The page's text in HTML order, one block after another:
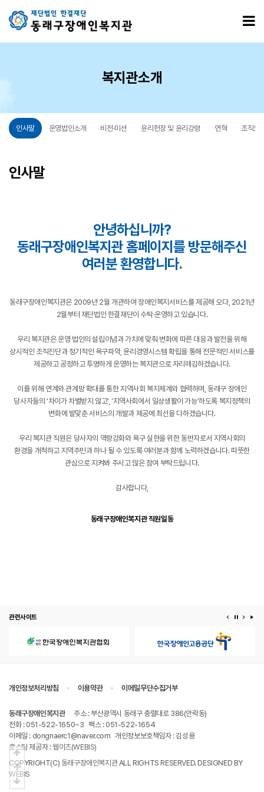
복지관소개
인사말 운영법인소개 비전·미션 윤리헌장 및 윤리강령 연혁 조직도
인사말
안녕하십니까?
동래구장애인복지관 홈페이지를 방문해주신
여러분 환영합니다.
동래구장애인복지관은 2009년 2월 개관하여 장애인복지서비스를 제공해 오다, 2021년
2월부터 재단법인 한결재단이 수탁·운영하고 있습니다.
우리 복지관은 운영 법인의 설립이념과 가치에 맞춰 변화에 따른 대응과 발전을 위해
상시적인 조직진단과 정기적인 욕구파악, 윤리경영시스템 확립을 통해 전문적인 서비스를
제공하고 공정하고 투명하게 운영하는 복지관으로 자리매김하겠습니다.
이를 위해 연계와 관계망 확대를 통한 지역사회 복지체계와 협력하며, 동래구 장애인
당사자들의 ‘차이가 차별받지 않고', ‘지역사회에서 일상생활이 가능’하도록 복지정책의
변화에 발맞춘 서비스의 개발과 제공에 최선을 다하겠습니다.
우리 복지관 직원은 당사자의 역량강화와 욕구 실현을 위한 동반자로서 지역사회의
환경을 개척하고 지역주민과 하나 될 수 있도록 여러분과 함께 노력하겠습니다. 따뜻한
관심으로 지켜봐 주시고 많은 참여 부탁드립니다.
감사합니다,
동래구장애인복지관 직원일동
관련사이트 이전 배너
배너 정지
다음
개인정보처리방침 이용약관 이메일무단수집거부
동래구장애인복지관
주소 : 부산광역시 동래구 충렬대로 386(안락동)
전화 : 051-522-1650~3 팩스 : 051-522-1654
이메일 : dongnaerc1@naver.com 개인정보보호책임자 : 김성용
호스팅 제공자 :웹이즈(WEBIS)
COPYRIGHT(C) 동래구장애인복지관ALL RIGHTS RESERVED. DESIGNED BY
WEBIS
상단으로
중간으로